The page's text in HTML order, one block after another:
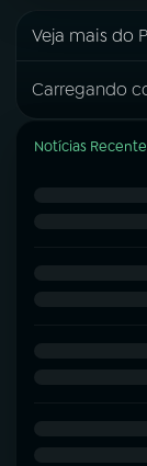
Veja mais do
Carregando
Notícias